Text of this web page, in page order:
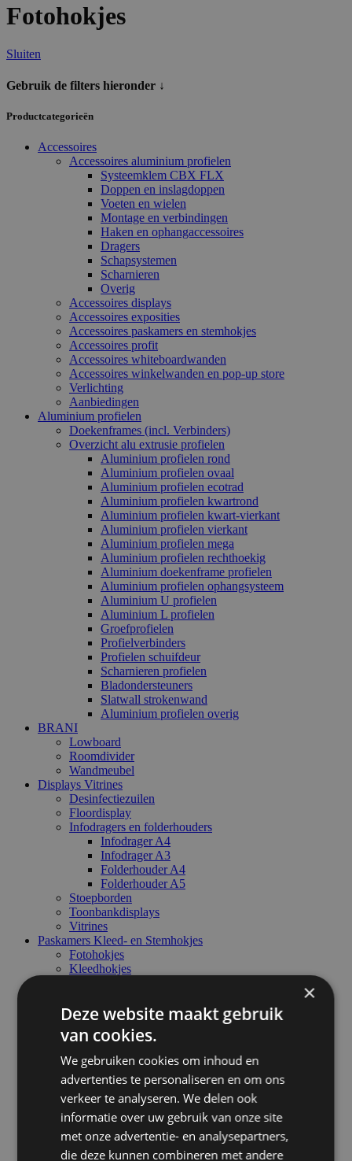
Fotohokjes
Sluiten
Gebruik de filters hieronder ↓
Productcategorieën
Accessoires
Accessoires aluminium profielen
Systeemklem CBX FLX
Doppen en inslagdoppen
Voeten en wielen
Montage en verbindingen
Haken en ophangaccessoires
Dragers
Schapsystemen
Scharnieren
Overig
Accessoires displays
Accessoires exposities
Accessoires paskamers en stemhokjes
Accessoires profit
Accessoires whiteboardwanden
Accessoires winkelwanden en pop-up store
Verlichting
Aanbiedingen
Aluminium profielen
Doekenframes (incl. Verbinders)
Overzicht alu extrusie profielen
Aluminium profielen rond
Aluminium profielen ovaal
Aluminium profielen ecotrad
Aluminium profielen kwartrond
Aluminium profielen kwart-vierkant
Aluminium profielen vierkant
Aluminium profielen mega
Aluminium profielen rechthoekig
Aluminium doekenframe profielen
Aluminium profielen ophangsysteem
Aluminium U profielen
Aluminium L profielen
Groefprofielen
Profielverbinders
Profielen schuifdeur
Scharnieren profielen
Bladondersteuners
Slatwall strokenwand
Aluminium profielen overig
BRANI
Lowboard
Roomdivider
Wandmeubel
Displays Vitrines
Desinfectiezuilen
Floordisplay
Infodragers en folderhouders
Infodrager A4
Infodrager A3
Folderhouder A4
Folderhouder A5
Stoepborden
Toonbankdisplays
Vitrines
Paskamers Kleed- en Stemhokjes
Fotohokjes
Kleedhokjes
Tijdelijke winkelinrichting & Evenement interieur
Winkelinterieur alu slatwall
Winkelinterieur metal perfo
Balies toonbanken
Inpaktafels
Kledingrekken
Tafels
Displays
Kolommen en zuilen
Paspoppen
×
Deze website maakt gebruik
van cookies.
We gebruiken cookies om inhoud en
advertenties te personaliseren en om ons
verkeer te analyseren. We delen ook
informatie over uw gebruik van onze site
met onze advertentie- en analysepartners,
die deze kunnen combineren met andere